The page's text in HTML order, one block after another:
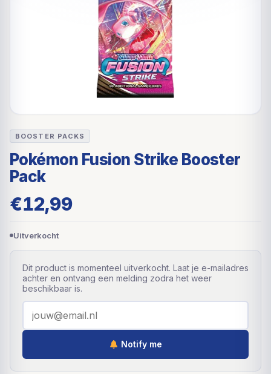
BOOSTER PACKS
Pokémon Fusion Strike Booster
Pack
€12,99
Uitverkocht
Dit product is momenteel uitverkocht. Laat je e-mailadres
achter en ontvang een melding zodra het weer
beschikbaar is.
Notify me